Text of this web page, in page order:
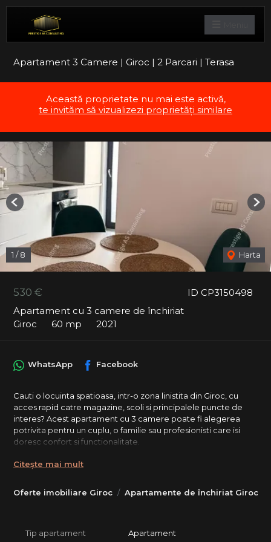
Apartament 3 Camere | Giroc | 2 Parcari | Terasa
Această proprietate nu mai este activă,
te invităm să vizualizezi proprietăți similare
ID CP3150498
530 €
Apartament cu 3 camere de închiriat
Giroc
60 mp 2021
1 /8 Harta
Previous
Oferte imobiliare Giroc Apartamente de închiriat Giroc
WhatsApp Facebook
Cauti o locuinta spatioasa, intr-o zona linistita din Giroc, cu
acces rapid catre magazine, scoli si principalele puncte de
interes? Acest apartament cu 3 camere poate fi alegerea
potrivita pentru un cuplu, o familie sau profesionisti care isi
doresc confort si functionalitate.
De ce merita sa il vezi: Compartimentare decomandata,
dormitoare bine dimensionate, Terasa pentru relaxare in aer
Citește mai mult
Tip apartament Apartament